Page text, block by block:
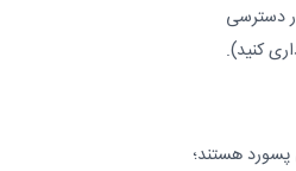
دسترسی
کنید).
پسورد هستند؛